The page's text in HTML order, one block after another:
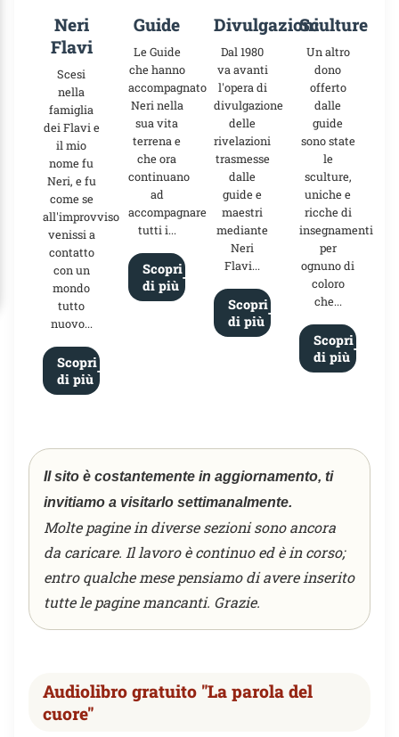
Neri
Flavi
Scesi
nella
famiglia
dei Flavi e
il mio
nome fu
Neri, e fu
come se
all'improvviso
venissi a
contatto
con un
mondo
tutto
nuovo...
Scopri
di più
Guide
Le Guide
che hanno
accompagnato
Neri nella
sua vita
terrena e
che ora
continuano
ad
accompagnare
tutti i...
Scopri
di più
Divulgazioni
Dal 1980
va avanti
l'opera di
divulgazione
delle
rivelazioni
trasmesse
dalle
guide e
maestri
mediante
Neri
Flavi...
Scopri
di più
Sculture
Un altro
dono
offerto
dalle
guide
sono state
le
sculture,
uniche e
ricche di
insegnamenti
per
ognuno di
coloro
che...
Scopri
di più
Il sito è costantemente in aggiornamento, ti
invitiamo a visitarlo settimanalmente.
Molte pagine in diverse sezioni sono ancora
da caricare. Il lavoro è continuo ed è in corso;
entro qualche mese pensiamo di avere inserito
tutte le pagine mancanti. Grazie.
Audiolibro gratuito "La parola del
cuore"